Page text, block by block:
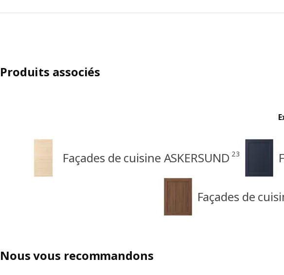
Produits associés
Façades de cuisine ASKERSUND 23
Façades de
Nous vous recommandons